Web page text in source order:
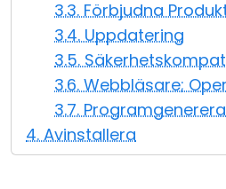
3.3. Förbjudna
3.4. Uppdatering
3.5.
3.6. Webbläsare;
3.7.
4. Avinstallera